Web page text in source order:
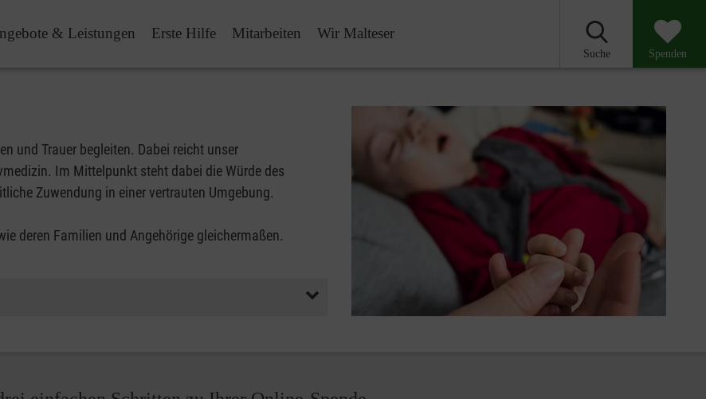
& Leistungen Erste Hilfe Mitarbeiten Wir Malteser
Suche Spenden
und Trauer begleiten. Dabei reicht unser
Im Mittelpunkt steht dabei die Würde des
Zuwendung in einer vertrauten Umgebung.
deren Familien und Angehörige gleichermaßen.